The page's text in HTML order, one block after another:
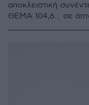
αποκλειστική
ΘΕΜΑ 104,6... σε